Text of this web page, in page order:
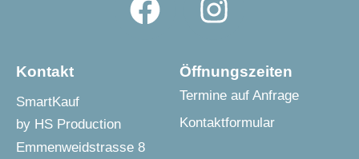
Kontakt
SmartKauf
by HS Production
Emmenweidstrasse 8
Öffnungszeiten
Termine auf Anfrage
Kontaktformular